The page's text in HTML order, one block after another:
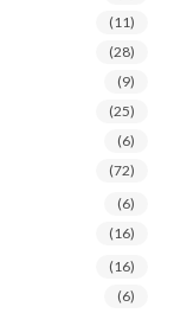
(11)
(28)
(9)
(25)
(6)
(72)
(6)
(16)
(16)
(6)